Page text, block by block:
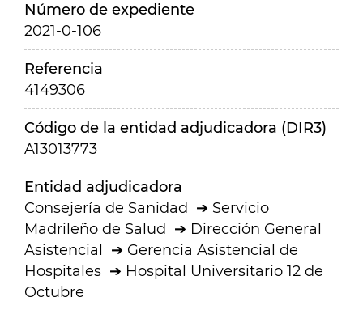
Número de expediente
2021-0-106
Referencia
4149306
Código de la entidad adjudicadora (DIR3)
A13013773
Entidad adjudicadora
Consejería de Sanidad
Servicio
Madrileño de Salud
Dirección General
Asistencial
Gerencia Asistencial de
Hospitales
Hospital Universitario 12 de
Octubre